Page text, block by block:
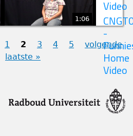
Video
1:06
-
Home
Video
1 2 3 4 5
volgende
laatste »